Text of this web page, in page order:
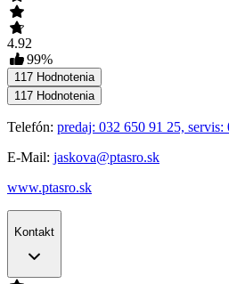
4.92
99%
117 Hodnotenia
117 Hodnotenia
Telefón: predaj: 032 650 91 25, servis:
E-Mail: jaskova@ptasro.sk
www.ptasro.sk
Kontakt